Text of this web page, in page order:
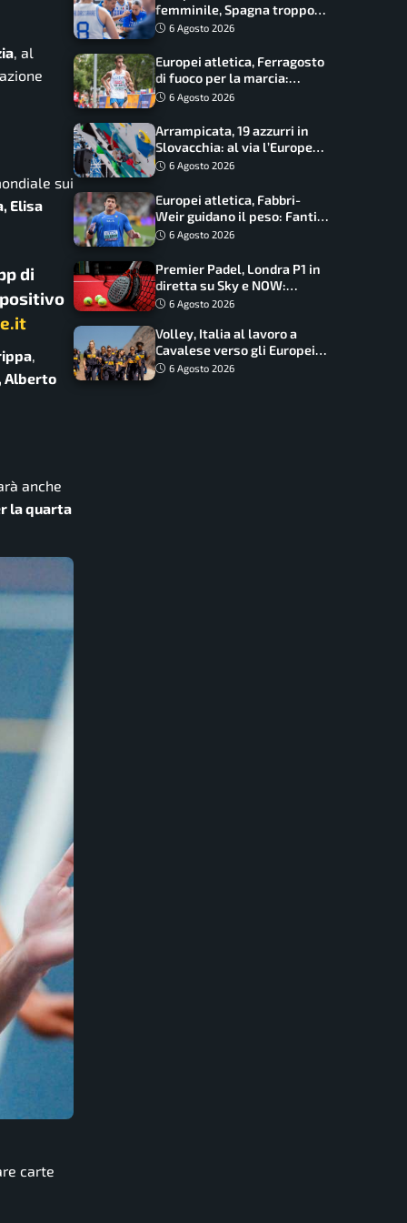
, al
sui
Elisa
di
,
Alberto
anche
la quarta
carte
femminile, Spagna troppo
forte: Italia battuta 95-41,
6 Agosto 2026
Europei atletica, Ferragosto
di fuoco per la marcia:
Palmisano, Stano e
6 Agosto 2026
Arrampicata, 19 azzurri in
Slovacchia: al via l’Europe
Series Lead, tappa decisiva
6 Agosto 2026
Europei atletica, Fabbri-
Weir guidano il peso: Fantini
difende il titolo nel martello
6 Agosto 2026
Premier Padel, Londra P1 in
diretta su Sky e NOW:
programma, orari e
6 Agosto 2026
Volley, Italia al lavoro a
Cavalese verso gli Europei:
oggi allenamento aperto ai
6 Agosto 2026